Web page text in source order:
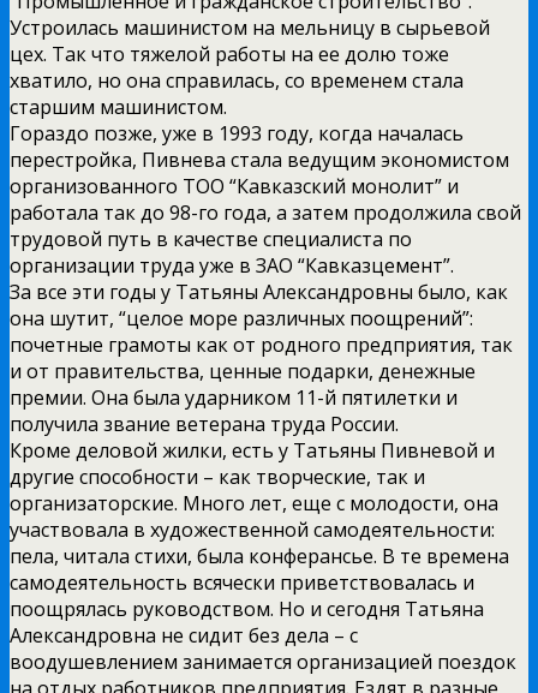
Устроилась машинистом на мельницу в сырьевой
цех. Так что тяжелой работы на ее долю тоже
хватило, но она справилась, со временем стала
старшим машинистом.
Гораздо позже, уже в 1993 году, когда началась
перестройка, Пивнева стала ведущим экономистом
организованного ТОО “Кавказский монолит” и
работала так до 98-го года, а затем продолжила свой
трудовой путь в качестве специалиста по
организации труда уже в ЗАО “Кавказцемент”.
За все эти годы у Татьяны Александровны было, как
она шутит, “целое море различных поощрений”:
почетные грамоты как от родного предприятия, так
и от правительства, ценные подарки, денежные
премии. Она была ударником 11-й пятилетки и
получила звание ветерана труда России.
Кроме деловой жилки, есть у Татьяны Пивневой и
другие способности – как творческие, так и
организаторские. Много лет, еще с молодости, она
участвовала в художественной самодеятельности:
пела, читала стихи, была конферансье. В те времена
самодеятельность всячески приветствовалась и
поощрялась руководством. Но и сегодня Татьяна
Александровна не сидит без дела – с
воодушевлением занимается организацией поездок